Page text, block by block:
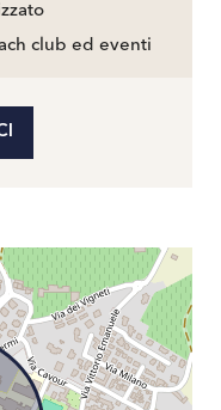
club ed eventi